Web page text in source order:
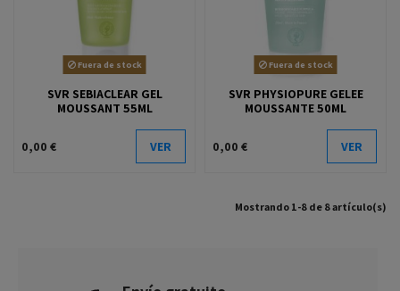
Fuera de stock
SVR SEBIACLEAR GEL
MOUSSANT 55ML
0,00 € VER
Fuera de stock
SVR PHYSIOPURE GELEE
MOUSSANTE 50ML
0,00 € VER
Mostrando 1-8 de 8 artículo(s)